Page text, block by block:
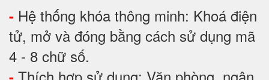
- Hệ thống khóa thông minh: Khoá điện
tử, mở và đóng bằng cách sử dụng mã
4 - 8 chữ số.
Thích hợp sử dụng: Văn phòng, ngân